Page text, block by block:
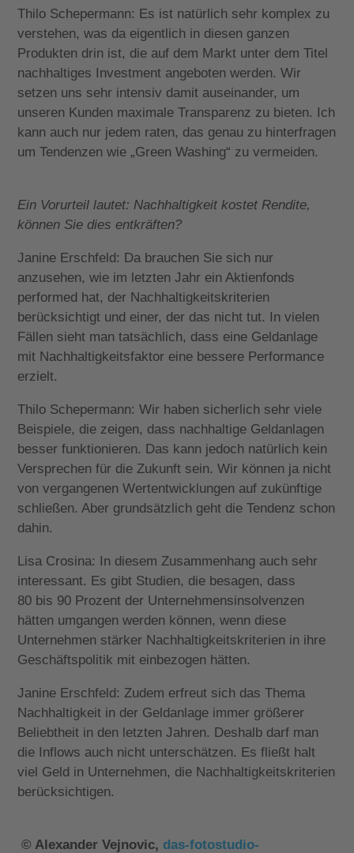
Thilo Schepermann: Es ist natürlich sehr komplex zu
verstehen, was da eigentlich in diesen ganzen
Produkten drin ist, die auf dem Markt unter dem Titel
nachhaltiges Investment angeboten werden. Wir
setzen uns sehr intensiv damit auseinander, um
unseren Kunden maximale Transparenz zu bieten. Ich
kann auch nur jedem raten, das genau zu hinterfragen
um Tendenzen wie „Green Washing“ zu vermeiden.
Ein Vorurteil lautet: Nachhaltigkeit kostet Rendite,
können Sie dies entkräften?
Janine Erschfeld: Da brauchen Sie sich nur
anzusehen, wie im letzten Jahr ein Aktienfonds
performed hat, der Nachhaltigkeitskriterien
berücksichtigt und einer, der das nicht tut. In vielen
Fällen sieht man tatsächlich, dass eine Geldanlage
mit Nachhaltigkeitsfaktor eine bessere Performance
erzielt.
Thilo Schepermann: Wir haben sicherlich sehr viele
Beispiele, die zeigen, dass nachhaltige Geldanlagen
besser funktionieren. Das kann jedoch natürlich kein
Versprechen für die Zukunft sein. Wir können ja nicht
von vergangenen Wertentwicklungen auf zukünftige
schließen. Aber grundsätzlich geht die Tendenz schon
dahin.
Lisa Crosina: In diesem Zusammenhang auch sehr
interessant. Es gibt Studien, die besagen, dass
80 bis 90 Prozent der Unternehmensinsolvenzen
hätten umgangen werden können, wenn diese
Unternehmen stärker Nachhaltigkeitskriterien in ihre
Geschäftspolitik mit einbezogen hätten.
Janine Erschfeld: Zudem erfreut sich das Thema
Nachhaltigkeit in der Geldanlage immer größerer
Beliebtheit in den letzten Jahren. Deshalb darf man
die Inflows auch nicht unterschätzen. Es fließt halt
viel Geld in Unternehmen, die Nachhaltigkeitskriterien
berücksichtigen.
© Alexander Vejnovic, das-fotostudio-